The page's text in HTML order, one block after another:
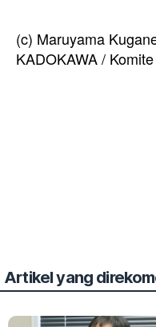
(c) Maruyama
KADOKAWA /
Artikel yang